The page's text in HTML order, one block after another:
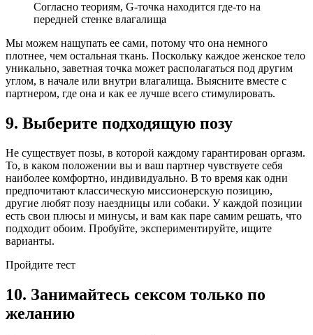
Согласно теориям, G-точка находится где-то на
передней стенке влагалища
Мы можем нащупать ее сами, потому что она немного
плотнее, чем остальная ткань. Поскольку каждое женское тело
уникально, заветная точка может располагаться под другим
углом, в начале или внутри влагалища. Выясните вместе с
партнером, где она и как ее лучше всего стимулировать.
9. Выберите подходящую позу
Не существует позы, в которой каждому гарантирован оргазм.
То, в каком положении вы и ваш партнер чувствуете себя
наиболее комфортно, индивидуально. В то время как одни
предпочитают классическую миссионерскую позицию,
другие любят позу наездницы или собаки. У каждой позиции
есть свои плюсы и минусы, и вам как паре самим решать, что
подходит обоим. Пробуйте, экспериментируйте, ищите
варианты.
Пройдите тест
10. Занимайтесь сексом только по
желанию